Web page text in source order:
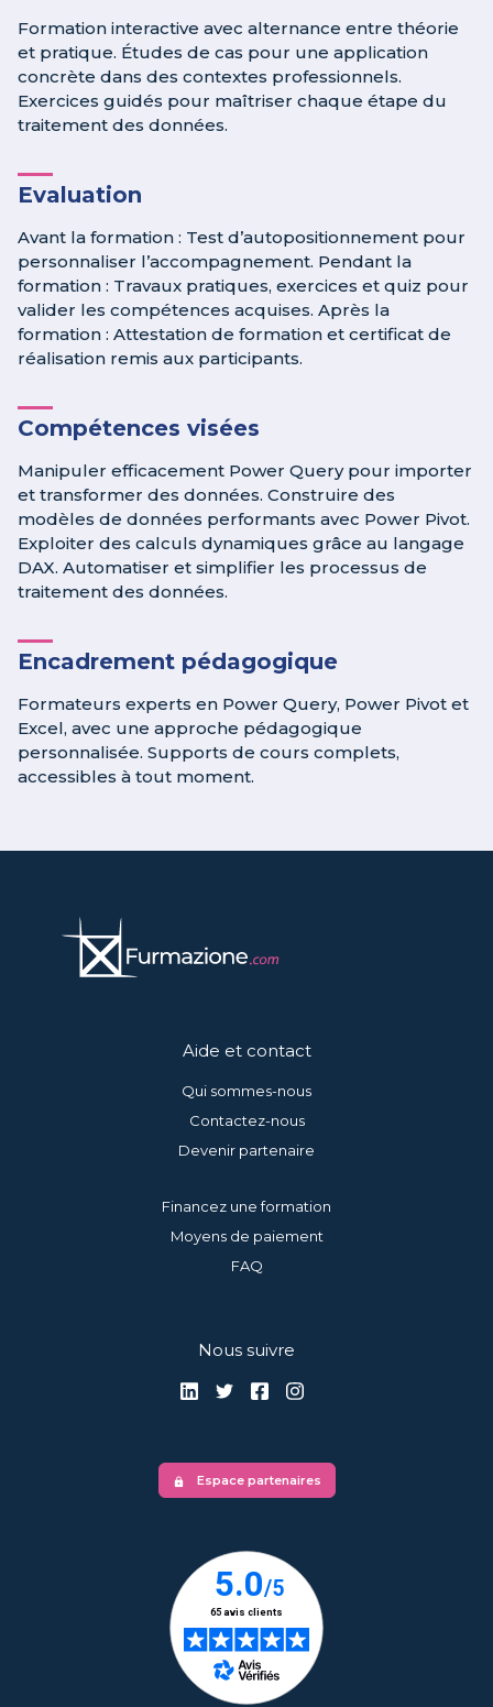
Formation interactive avec alternance entre théorie
et pratique. Études de cas pour une application
concrète dans des contextes professionnels.
Exercices guidés pour maîtriser chaque étape du
traitement des données.
Evaluation
Avant la formation : Test d’autopositionnement pour
personnaliser l’accompagnement. Pendant la
formation : Travaux pratiques, exercices et quiz pour
valider les compétences acquises. Après la
formation : Attestation de formation et certificat de
réalisation remis aux participants.
Compétences visées
Manipuler efficacement Power Query pour importer
et transformer des données. Construire des
modèles de données performants avec Power Pivot.
Exploiter des calculs dynamiques grâce au langage
DAX. Automatiser et simplifier les processus de
traitement des données.
Encadrement pédagogique
Formateurs experts en Power Query, Power Pivot et
Excel, avec une approche pédagogique
personnalisée. Supports de cours complets,
accessibles à tout moment.
Aide et contact
Qui sommes-nous
Contactez-nous
Devenir partenaire
Financez une formation
Moyens de paiement
FAQ
Nous suivre
lock Espace partenaires